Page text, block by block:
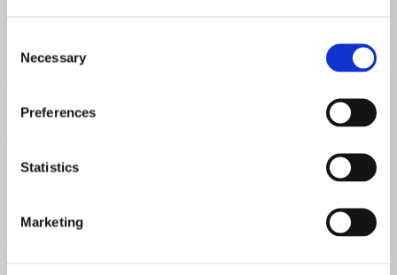
Selection
Necessary
Preferences
Statistics
Marketing
gourmetoplevelse. For kun 400 (+gebyr) kan du smage dig
igennem gastronomi på
, spise saftige bøffer på